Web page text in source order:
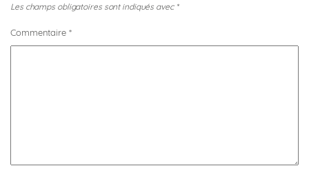
Les champs obligatoires sont indiqués avec *
Commentaire *